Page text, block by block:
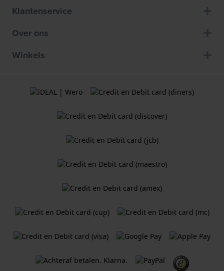
Klantenservice
Over ons
Winkels